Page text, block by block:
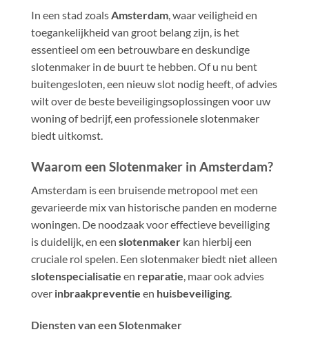
In een stad zoalsAmsterdam, waar veiligheid en
toegankelijkheid van groot belang zijn, is het
essentieel om een betrouwbare en deskundige
slotenmaker in de buurt te hebben. Of u nu bent
buitengesloten, een nieuw slot nodig heeft, of advies
wilt over de beste beveiligingsoplossingen voor uw
woning of bedrijf, een professionele slotenmaker
biedt uitkomst.
Waarom een Slotenmaker in Amsterdam?
Amsterdam is een bruisende metropool met een
gevarieerde mix van historische panden en moderne
woningen. De noodzaak voor effectieve beveiliging
is duidelijk, en een slotenmaker kan hierbij een
cruciale rol spelen. Een slotenmaker biedt niet alleen
slotenspecialisatie en reparatie, maar ook advies
over inbraakpreventie en huisbeveiliging.
Diensten van een Slotenmaker